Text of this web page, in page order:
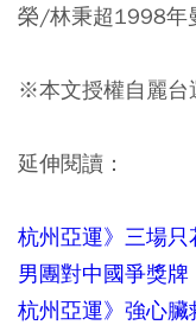
榮/林秉超1998年
※本文授權自麗台
延伸閱讀：
杭州亞運》三場
男團對中國爭獎牌
杭州亞運》強心